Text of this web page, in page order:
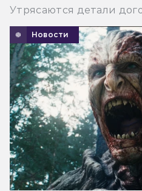
Утрясаются детали
Новости